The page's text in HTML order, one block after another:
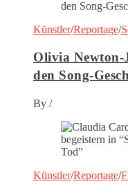
Künstler/Reportage/
Olivia
den Song-
By /
Künstler/Reportage/